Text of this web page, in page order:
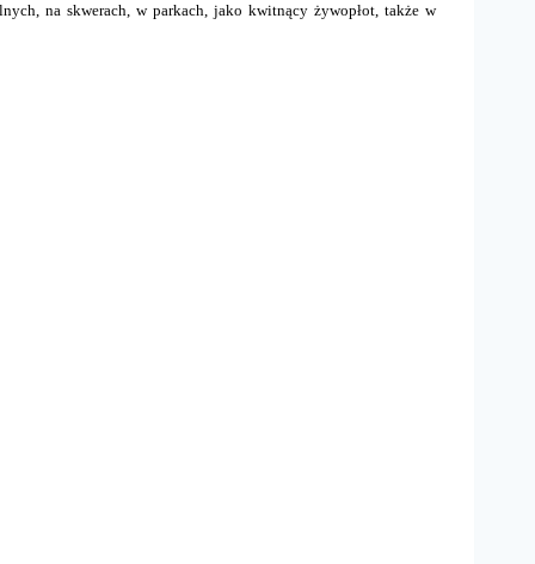
na skwerach, w parkach, jako kwitnący żywopłot, także w